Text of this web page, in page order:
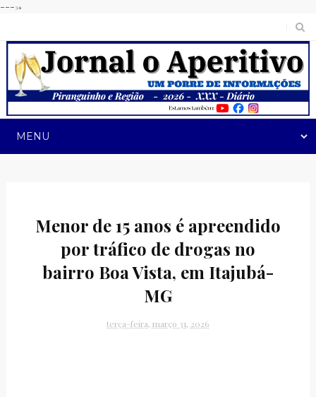
---->
Menor de 15 anos é apreendido
por tráfico de drogas no
bairro Boa Vista, em Itajubá-
MG
terça-feira, março 31, 2026